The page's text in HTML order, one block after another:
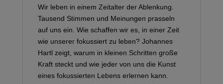
Wir leben in einem Zeitalter der Ablenkung.
Tausend Stimmen und Meinungen prasseln
auf uns ein. Wie schaffen wir es, in einer Zeit
wie unserer fokussiert zu leben? Johannes
Hartl zeigt, warum in kleinen Schritten große
Kraft steckt und wie jeder von uns die Kunst
eines fokussierten Lebens erlernen kann.